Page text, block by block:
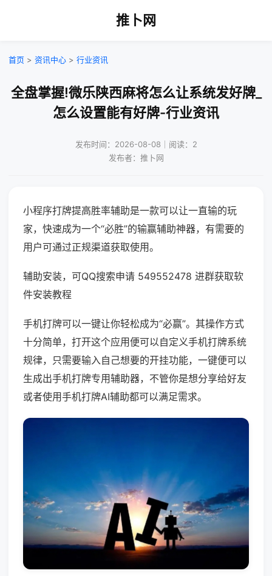
推卜网
首页 > 资讯中心 > 行业资讯
全盘掌握!微乐陕西麻将怎么让系统发好牌_
怎么设置能有好牌-行业资讯
发布时间：2026-08-08｜阅读：2
发布者：推卜网
小程序打牌提高胜率辅助是一款可以让一直输的玩
家，快速成为一个“必胜”的输赢辅助神器，有需要的
用户可通过正规渠道获取使用。
辅助安装，可QQ搜索申请 549552478 进群获取软
件安装教程
手机打牌可以一键让你轻松成为“必赢”。其操作方式
十分简单，打开这个应用便可以自定义手机打牌系统
规律，只需要输入自己想要的开挂功能，一键便可以
生成出手机打牌专用辅助器，不管你是想分享给好友
或者使用手机打牌AI辅助都可以满足需求。